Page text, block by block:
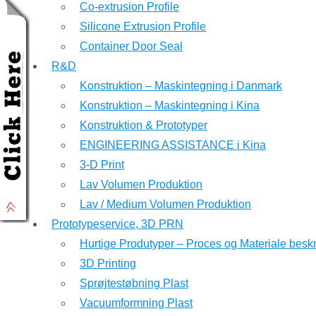
Co-extrusion Profile
Silicone Extrusion Profile
Container Door Seal
R&D
Konstruktion – Maskintegning i Danmark
Konstruktion – Maskintegning i Kina
Konstruktion & Prototyper
ENGINEERING ASSISTANCE i Kina
3-D Print
Lav Volumen Produktion
Lav / Medium Volumen Produktion
Prototypeservice, 3D PRN
Hurtige Produtyper – Proces og Materiale
3D Printing
Sprøjtestøbning Plast
Vacuumformning Plast